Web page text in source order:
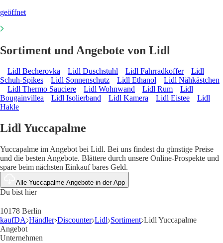
geöffnet
Sortiment und Angebote von Lidl
Lidl Becherovka Lidl Duschstuhl Lidl Fahrradkoffer
Lidl
Schuh-Spikes
Lidl Sonnenschutz Lidl Ethanol
Lidl Nähkästchen
Lidl Thermo Sauciere
Lidl Wohnwand Lidl Rum
Lidl
Bougainvillea
Lidl Isolierband Lidl Kamera Lidl Eistee
Lidl
Hakle
Lidl Yuccapalme
Yuccapalme im Angebot bei Lidl. Bei uns findest du günstige Preise
und die besten Angebote. Blättere durch unsere Online-Prospekte und
spare beim nächsten Einkauf bares Geld.
Alle Yuccapalme Angebote in der App
Du bist hier
10178 Berlin
kaufDA Händler Discounter Lidl Sortiment Lidl Yuccapalme
Angebot
Unternehmen